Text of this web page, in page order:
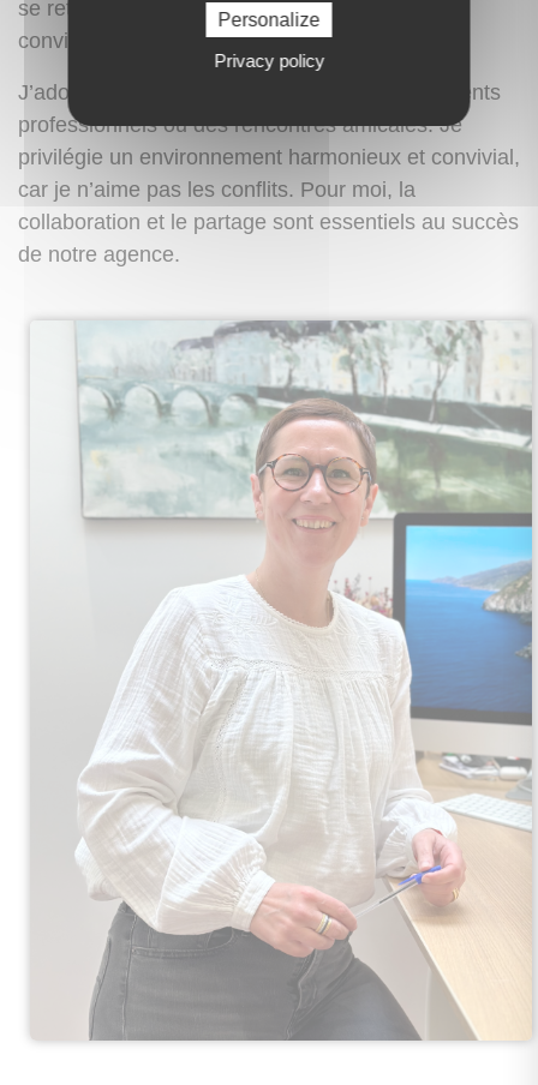
se retrouvent pour partager des moments
conviviaux autour de cette activité.
J’adore recevoir, que ce soit pour des événements
professionnels ou des rencontres amicales. Je
privilégie un environnement harmonieux et convivial,
car je n’aime pas les conflits. Pour moi, la
collaboration et le partage sont essentiels au succès
de notre agence.
Personalize
Privacy policy